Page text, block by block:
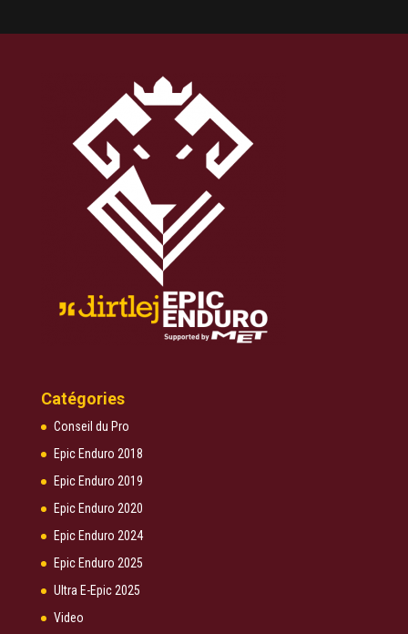
Catégories
Conseil du Pro
Epic Enduro 2018
Epic Enduro 2019
Epic Enduro 2020
Epic Enduro 2024
Epic Enduro 2025
Ultra E-Epic 2025
Video